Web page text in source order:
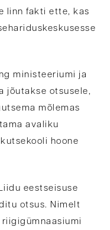
linn fakti ette, kas
ministeeriumi ja
jõutakse otsusele,
mõlemas
avaliku
hoone
eestseisuse
otsus. Nimelt